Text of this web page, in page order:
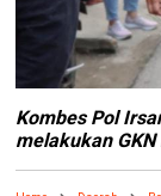
Kombes Pol
melakukan